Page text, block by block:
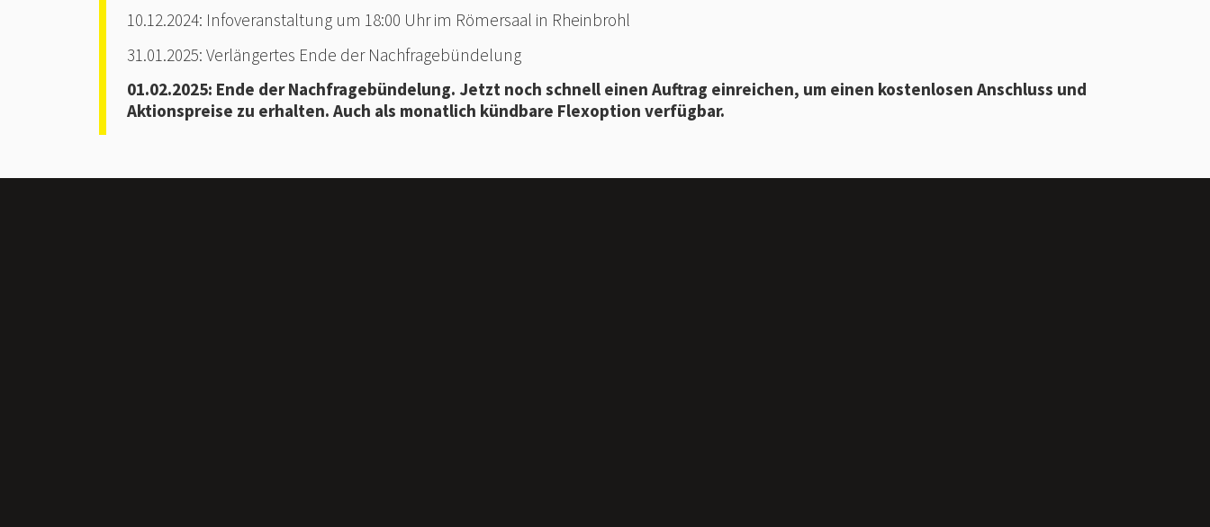
10.12.2024: Infoveranstaltung um 18:00 Uhr im Römersaal in Rheinbrohl
31.01.2025: Verlängertes Ende der Nachfragebündelung
01.02.2025: Ende der Nachfragebündelung. Jetzt noch schnell einen Auftrag einreichen, um einen kostenlosen Anschluss und
Aktionspreise zu erhalten. Auch als monatlich kündbare Flexoption verfügbar.